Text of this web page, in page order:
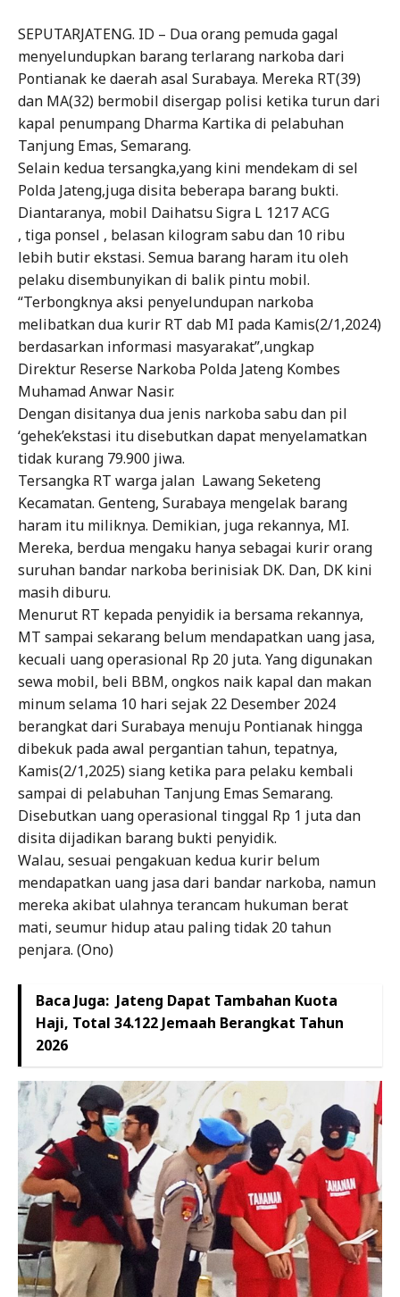
SEPUTARJATENG. ID – Dua orang pemuda gagal
menyelundupkan barang terlarang narkoba dari
Pontianak ke daerah asal Surabaya. Mereka RT(39)
dan MA(32) bermobil disergap polisi ketika turun dari
kapal penumpang Dharma Kartika di pelabuhan
Tanjung Emas, Semarang.
Selain kedua tersangka,yang kini mendekam di sel
Polda Jateng,juga disita beberapa barang bukti.
Diantaranya, mobil Daihatsu Sigra L 1217 ACG
, tiga ponsel , belasan kilogram sabu dan 10 ribu
lebih butir ekstasi. Semua barang haram itu oleh
pelaku disembunyikan di balik pintu mobil.
“Terbongknya aksi penyelundupan narkoba
melibatkan dua kurir RT dab MI pada Kamis(2/1,2024)
berdasarkan informasi masyarakat”,ungkap
Direktur Reserse Narkoba Polda Jateng Kombes
Muhamad Anwar Nasir.
Dengan disitanya dua jenis narkoba sabu dan pil
‘gehek’ekstasi itu disebutkan dapat menyelamatkan
tidak kurang 79.900 jiwa.
Tersangka RT warga jalan Lawang Seketeng
Kecamatan. Genteng, Surabaya mengelak barang
haram itu miliknya. Demikian, juga rekannya, MI.
Mereka, berdua mengaku hanya sebagai kurir orang
suruhan bandar narkoba berinisiak DK. Dan, DK kini
masih diburu.
Menurut RT kepada penyidik ia bersama rekannya,
MT sampai sekarang belum mendapatkan uang jasa,
kecuali uang operasional Rp 20 juta. Yang digunakan
sewa mobil, beli BBM, ongkos naik kapal dan makan
minum selama 10 hari sejak 22 Desember 2024
berangkat dari Surabaya menuju Pontianak hingga
dibekuk pada awal pergantian tahun, tepatnya,
Kamis(2/1,2025) siang ketika para pelaku kembali
sampai di pelabuhan Tanjung Emas Semarang.
Disebutkan uang operasional tinggal Rp 1 juta dan
disita dijadikan barang bukti penyidik.
Walau, sesuai pengakuan kedua kurir belum
mendapatkan uang jasa dari bandar narkoba, namun
mereka akibat ulahnya terancam hukuman berat
mati, seumur hidup atau paling tidak 20 tahun
penjara. (Ono)
Baca Juga: Jateng Dapat Tambahan Kuota
Haji, Total 34.122 Jemaah Berangkat Tahun
2026